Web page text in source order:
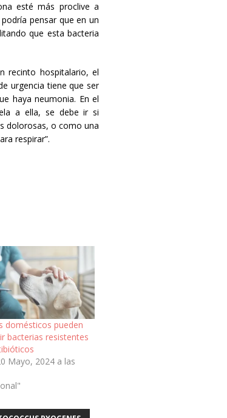
esté más proclive a
pensar que en un
que esta bacteria
recinto hospitalario, el
urgencia tiene que ser
haya neumonia. En el
a ella, se debe ir si
dolorosas, o como una
respirar”.
domésticos pueden
bacterias resistentes
Mayo, 2024 a las